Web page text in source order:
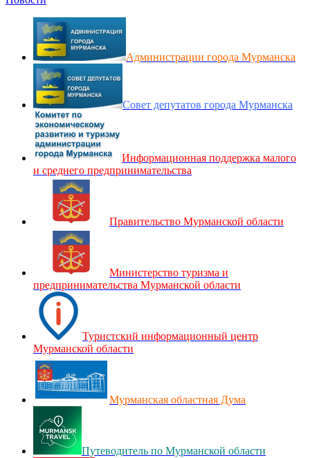
Администрации города Мурманска
Совет депутатов города Мурманска
Информационная поддержка малого
и среднего предпринимательства
Правительство Мурманской области
Министерство туризма и
предпринимательства Мурманской области
Туристский информационный центр
Мурманской области
Мурманская областная Дума
Путеводитель по Мурманской области